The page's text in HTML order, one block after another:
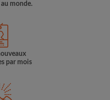
monde.
par mois